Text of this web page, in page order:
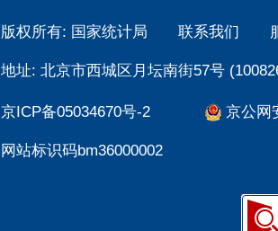
版权所有: 国家统计局 联系我们
地址: 北京市西城区月坛南街57号
京ICP备05034670号-2 京公网
网站标识码bm36000002